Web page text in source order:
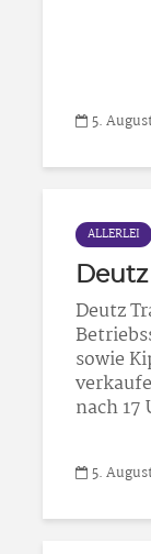
5.
ALLERLEI
Deutz
sowie
nach 17
5.